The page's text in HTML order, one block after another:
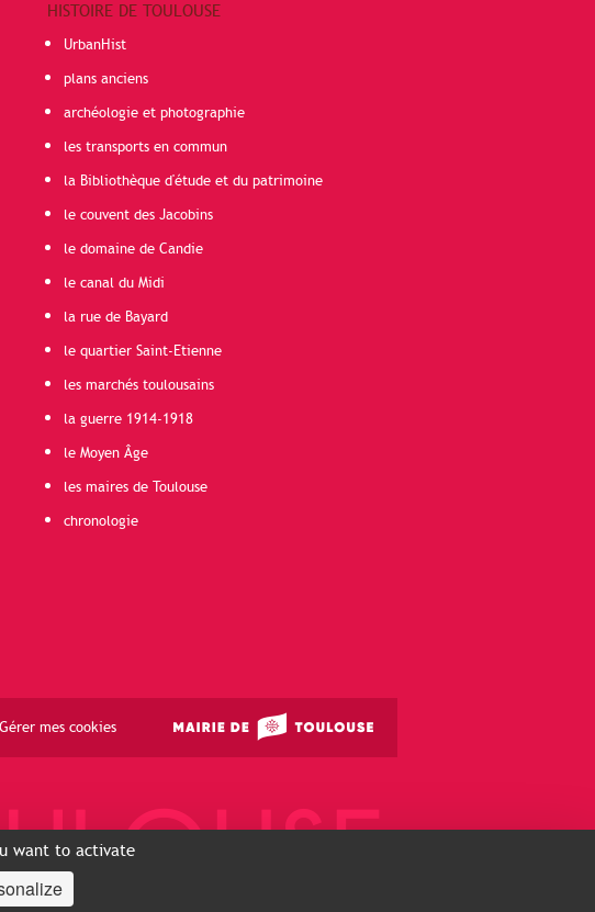
HISTOIRE DE TOULOUSE
UrbanHist
plans anciens
archéologie et photographie
les transports en commun
la Bibliothèque d'étude et du patrimoine
le couvent des Jacobins
le domaine de Candie
le canal du Midi
la rue de Bayard
le quartier Saint-Etienne
les marchés toulousains
la guerre 1914-1918
le Moyen Âge
les maires de Toulouse
chronologie
Gérer mes cookies
want to activate